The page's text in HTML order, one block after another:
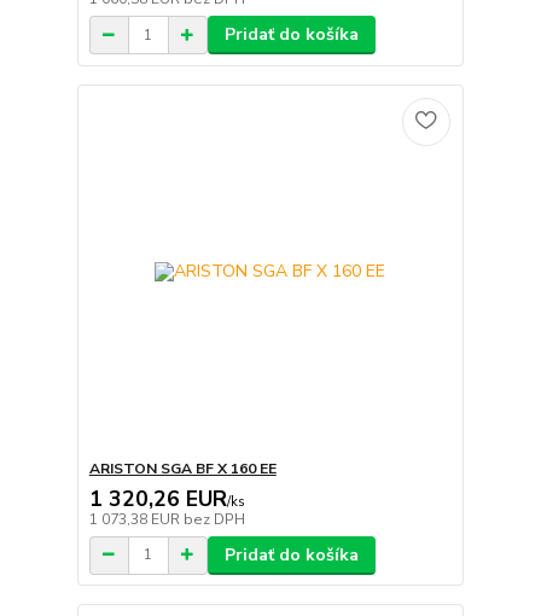
Pridať do košíka
ARISTON SGA BF X 160 EE
1 320,26 EUR/ks
1 073,38 EUR bez DPH
Pridať do košíka